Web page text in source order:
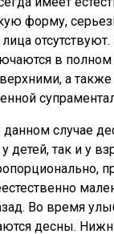
форму,
в
а
случае
детей, так и у
Во время
десны.